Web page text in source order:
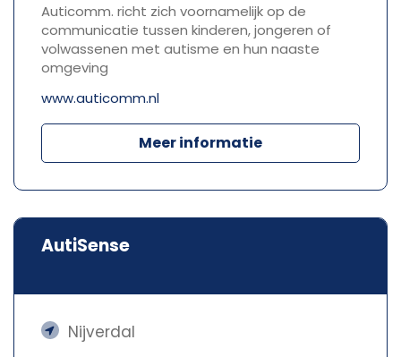
Auticomm. richt zich voornamelijk op de
communicatie tussen kinderen, jongeren of
volwassenen met autisme en hun naaste
omgeving
www.auticomm.nl
Meer informatie
AutiSense
Nijverdal